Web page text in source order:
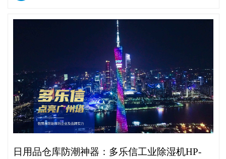
日用品仓库防潮神器：多乐信工业除湿机HP-